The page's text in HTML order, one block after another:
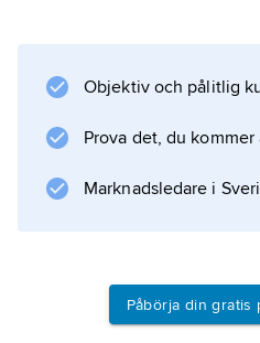
vår tideräknings början.
snabbt från Palestina till
Medelhavet och sedan
nuvarande Turkiet, blev
Objektiv och pålitlig
Prova det, du
Marknadsledare i
Påbörja din gratis